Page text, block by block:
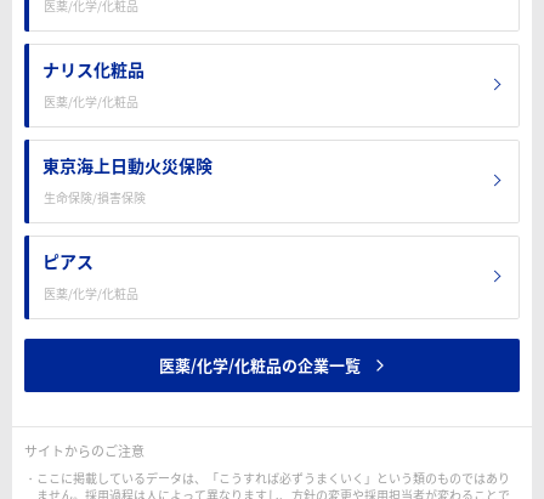
医薬/化学/化粧品
ナリス化粧品
医薬/化学/化粧品
東京海上日動火災保険
生命保険/損害保険
ピアス
医薬/化学/化粧品
医薬/化学/化粧品の企業一覧
サイトからのご注意
ここに掲載しているデータは、「こうすれば必ずうまくいく」という類のものではあり
ません。採用過程は人によって異なりますし、方針の変更や採用担当者が変わることで